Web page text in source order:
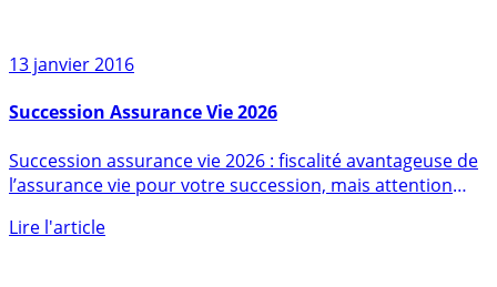
13 janvier 2016
Succession Assurance Vie 2026
l’assurance vie pour votre succession, mais attention